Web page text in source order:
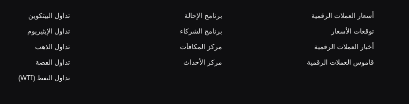
أسعار العملات الرقمية
توقعات الأسعار
أخبار العملات الرقمية
قاموس العملات الرقمية
برنامج الإحالة
برنامج الشركاء
مركز المكافآت
مركز الأحداث
تداول البيتكوين
تداول الإيثيريوم
تداول الذهب
تداول الفضة
تداول النفط (WTI)